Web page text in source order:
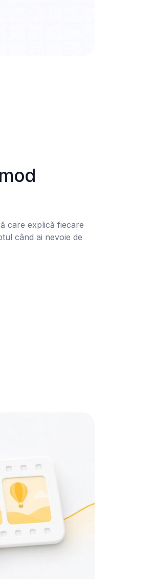
care explică fiecare
când ai nevoie de